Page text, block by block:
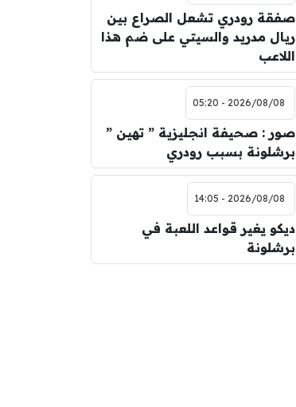
صفقة رودري تشعل الصراع بين
ريال مدريد والسيتي على ضم هذا
اللاعب
2026/08/08 - 05:20
صور : صحيفة انجليزية ” تهين ”
برشلونة بسبب رودري
2026/08/08 - 14:05
ديكو يغير قواعد اللعبة في
برشلونة